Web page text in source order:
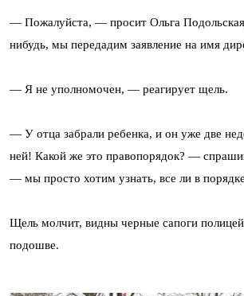
— Пожалуйста, — просит Ольга
нибудь, мы передадим заявление на имя
— Я не уполномочен, — реагирует щель.
— У отца забрали ребенка, и он уже две
ней! Какой же это правопорядок? —
— мы просто хотим узнать, все ли в
Щель молчит, видны черные сапоги
подошве.